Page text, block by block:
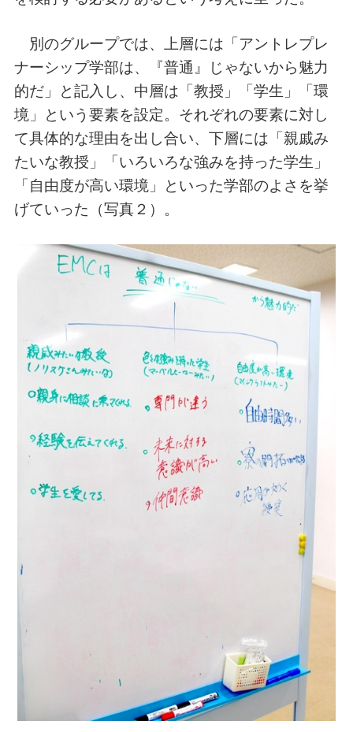
別のグループでは、上層には「アントレプレ
ナーシップ学部は、『普通』じゃないから魅力
的だ」と記入し、中層は「教授」「学生」「環
境」という要素を設定。それぞれの要素に対し
て具体的な理由を出し合い、下層には「親戚み
たいな教授」「いろいろな強みを持った学生」
「自由度が高い環境」といった学部のよさを挙
げていった（写真２）。